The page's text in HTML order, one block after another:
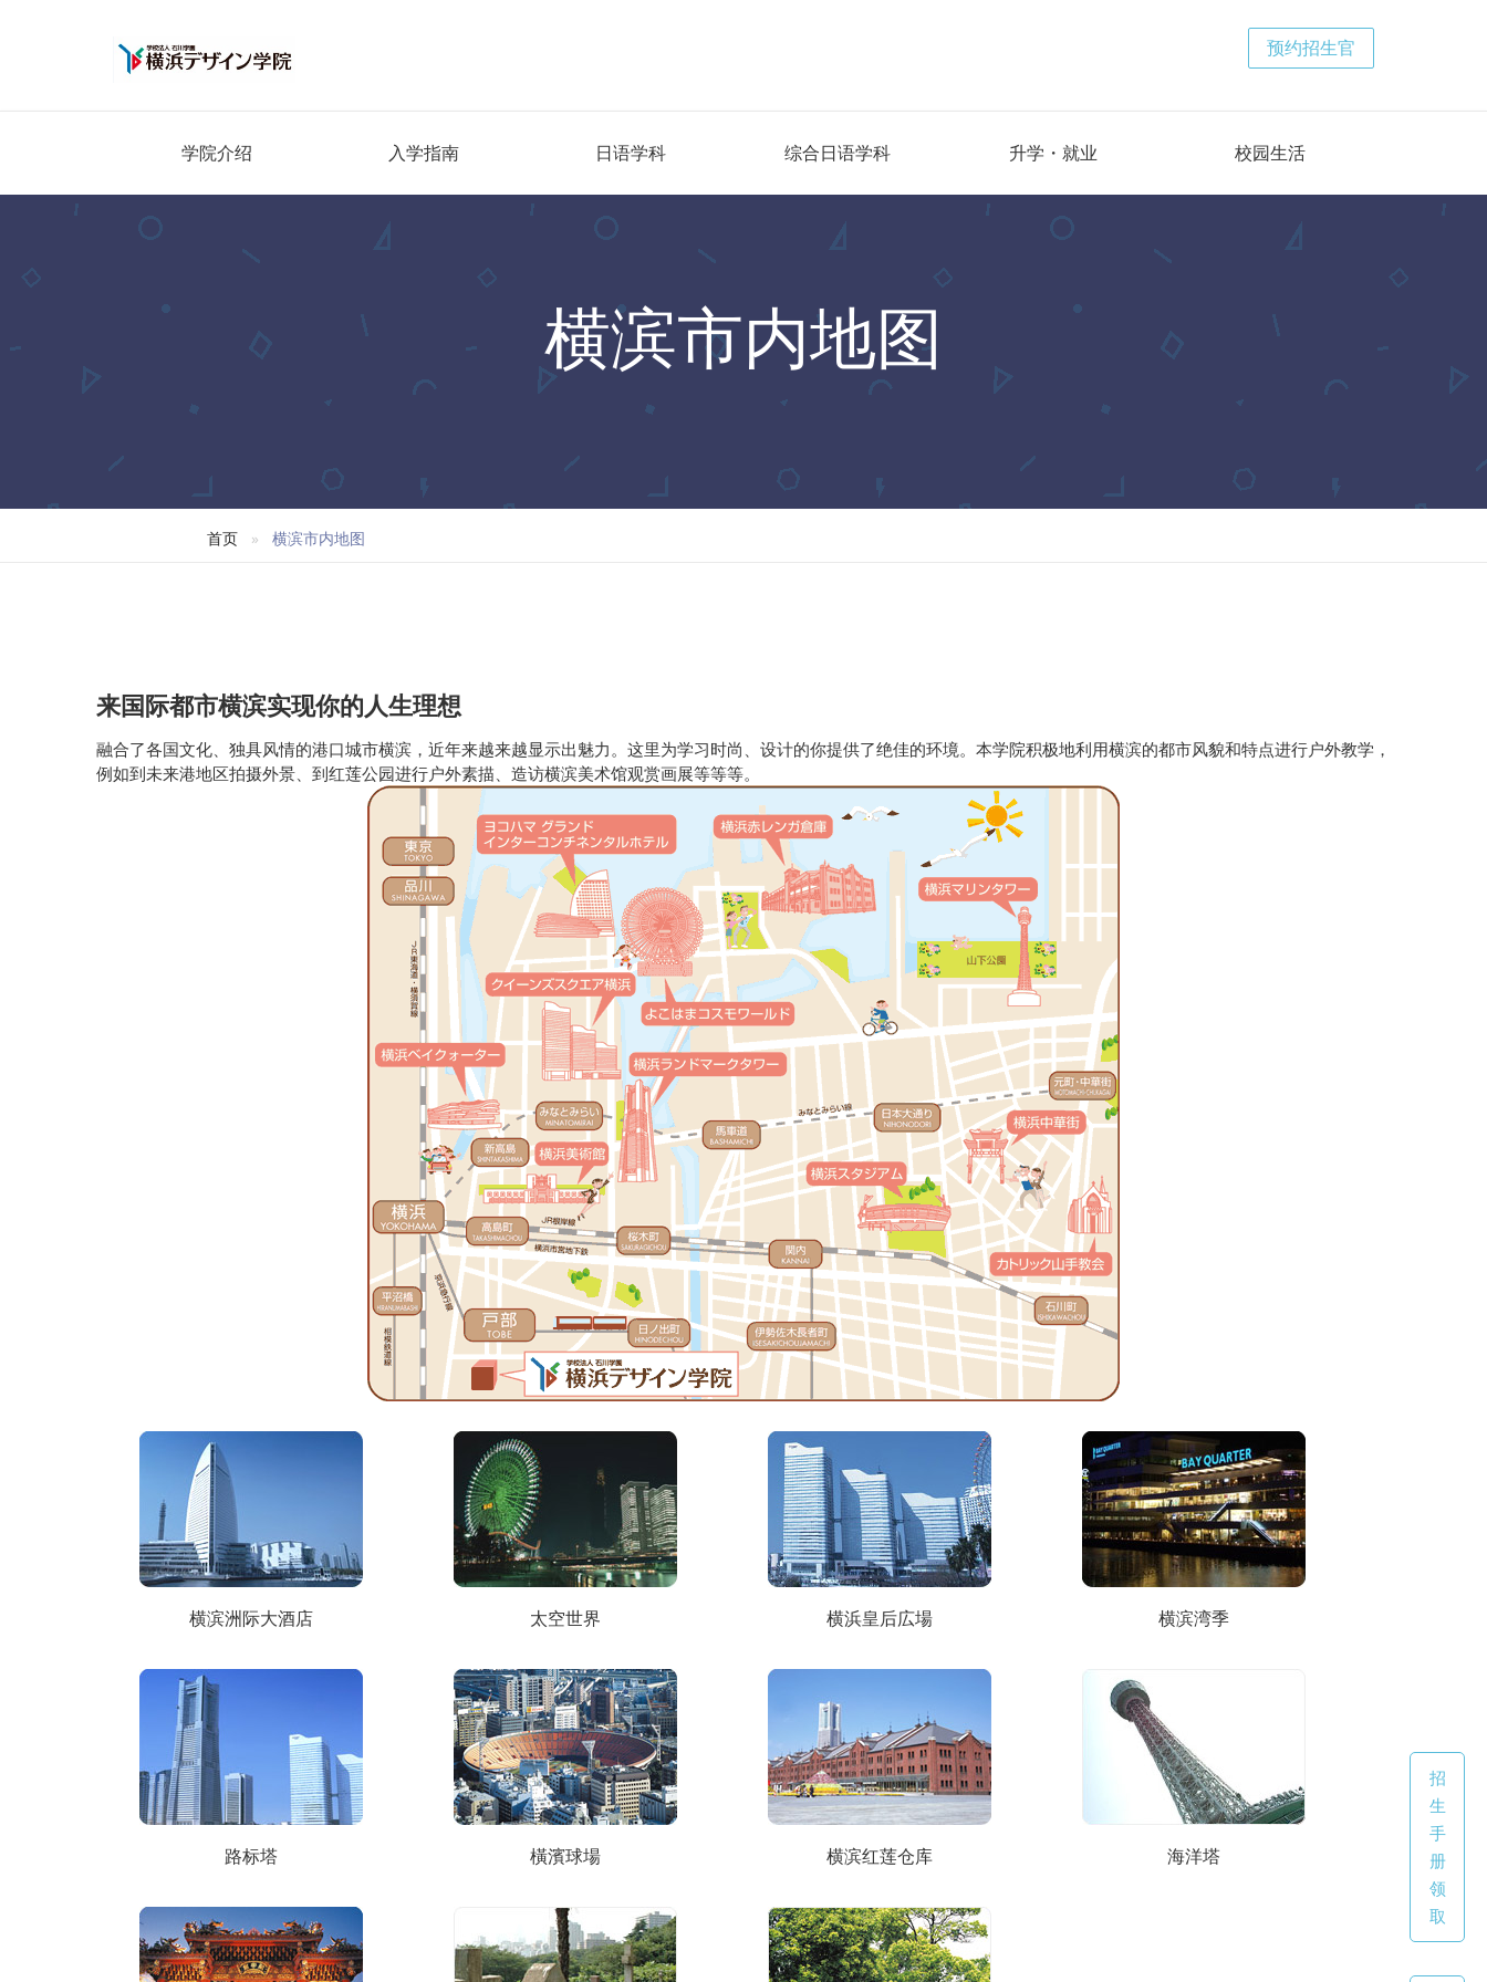
预约招生官
学院介绍 入学指南 日语学科 综合日语学科 升学・就业 校园生活
横滨市内地图
首页 横滨市内地图
来国际都市横滨实现你的人生理想
融合了各国文化、独具风情的港口城市横滨，近年来越来越显示出魅力。这里为学习时尚、设计的你提供了绝佳的环境。本学院积极地利用横滨的都市风貌和特点进行户外教学，
例如到未来港地区拍摄外景、到红莲公园进行户外素描、造访横滨美术馆观赏画展等等等。
横滨洲际大酒店 太空世界 横浜皇后広場 横滨湾季
路标塔 橫濱球場 横滨红莲仓库 海洋塔
招
生
手
册
领
取